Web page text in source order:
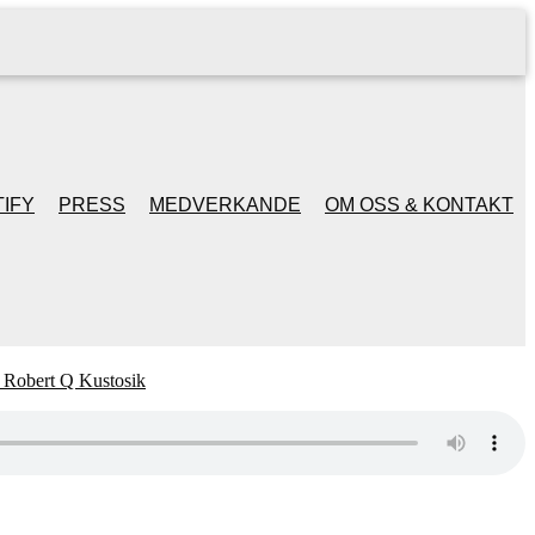
PRESS MEDVERKANDE OM OSS & KONTAKT
Q Kustosik